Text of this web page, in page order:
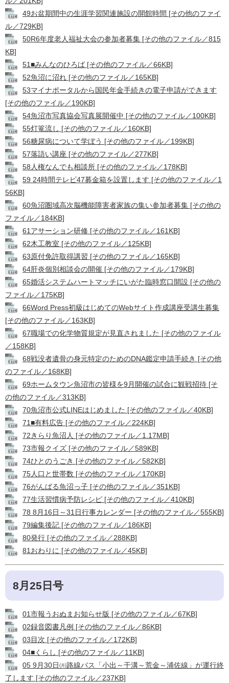
49お盆期間中の生涯学習関連施設の開館時間 [その他のファイ
ル／729KB]
50R6年度老人福祉大会の参加者募集 [その他のファイル／815
KB]
51■みんなのひろば [その他のファイル／66KB]
52魚沼に沼れ [その他のファイル／165KB]
53マイナポータルから国民年金手続きの電子申請ができます
[その他のファイル／190KB]
54魚沼市写真協会写真展開催中 [その他のファイル／100KB]
55灯篭流し [その他のファイル／160KB]
56糖尿病について学ぼう [その他のファイル／199KB]
57落語い講座 [その他のファイル／277KB]
58人権なんでも相談所 [その他のファイル／178KB]
59 24時間テレビ47募金箱を設置します [その他のファイル／1
56KB]
60魚沼圏域高次脳機能障害者家族の集い参加者募集 [その他の
ファイル／184KB]
61アサーション研修 [その他のファイル／161KB]
62木工教室 [その他のファイル／125KB]
63原付免許取得講習 [その他のファイル／165KB]
64肝炎個別相談会の開催 [その他のファイル／179KB]
65婚活システムハートマッチにいがた臨時窓口開設 [その他の
ファイル／175KB]
66Word Press初級はじめてのWebサイト作成講座受講生募集
[その他のファイル／163KB]
67職場での化学物質規定が見直されました [その他のファイル
／158KB]
68戦没者遺骨の身元特定のためのDNA鑑定申請手続き [その他
のファイル／168KB]
69ホームタウン魚沼市の皆様を9月開催の試合に観戦招待 [そ
の他のファイル／313KB]
70魚沼市公式LINEはじめました [その他のファイル／40KB]
71■有料広告 [その他のファイル／224KB]
72きらり魚沼人 [その他のファイル／1.17MB]
73市報クイズ [その他のファイル／589KB]
74ひとのうごき [その他のファイル／582KB]
75人口と世帯数 [その他のファイル／170KB]
76がんばる魚沼っ子 [その他のファイル／351KB]
77生活習慣病予防レシピ [その他のファイル／410KB]
78 8月16日～31日行事カレンダー [その他のファイル／555KB]
79編集後記 [その他のファイル／186KB]
80発行 [その他のファイル／288KB]
81おわりに [その他のファイル／45KB]
8月25日号
01市報うおぬまお知らせ版 [その他のファイル／67KB]
02録音図書凡例 [その他のファイル／86KB]
03目次 [その他のファイル／172KB]
04■くらし [その他のファイル／11KB]
05 9月30日㈪路線バス「小出～干溝～荒金～浦佐線」が運行終
了します [その他のファイル／237KB]